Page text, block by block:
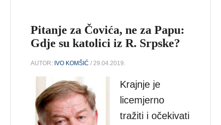
Pitanje za Čovića, ne za Papu:
Gdje su katolici iz R. Srpske?
AUTOR: IVO KOMŠIĆ / 29.04.2019.
Krajnje je
licemjerno
tražiti i očekivati